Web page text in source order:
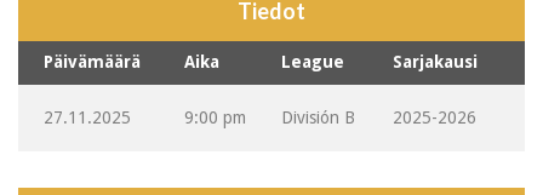
Tiedot
Päivämäärä Aika League Sarjakausi
27.11.2025 9:00 pm División B 2025-2026